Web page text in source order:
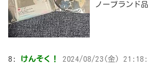
ノーブランド品
8: けんそく！ 2024/08/23(金)